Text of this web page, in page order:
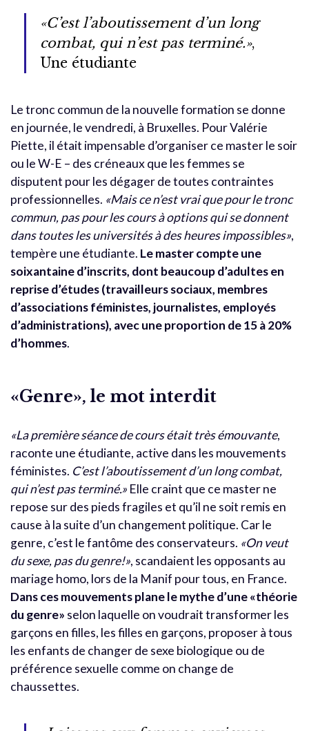
«C’est l’aboutissement d’un long
combat, qui n’est pas terminé.»,
Une étudiante
Le tronc commun de la nouvelle formation se donne
en journée, le vendredi, à Bruxelles. Pour Valérie
Piette, il était impensable d’organiser ce master le soir
ou le W-E – des créneaux que les femmes se
disputent pour les dégager de toutes contraintes
professionnelles. «Mais ce n’est vrai que pour le tronc
commun, pas pour les cours à options qui se donnent
dans toutes les universités à des heures impossibles»,
tempère une étudiante. Le master compte une
soixantaine d’inscrits, dont beaucoup d’adultes en
reprise d’études (travailleurs sociaux, membres
d’associations féministes, journalistes, employés
d’administrations), avec une proportion de 15 à 20%
d’hommes.
«Genre», le mot interdit
«La première séance de cours était très émouvante,
raconte une étudiante, active dans les mouvements
féministes. C’est l’aboutissement d’un long combat,
qui n’est pas terminé.» Elle craint que ce master ne
repose sur des pieds fragiles et qu’il ne soit remis en
cause à la suite d’un changement politique. Car le
genre, c’est le fantôme des conservateurs. «On veut
du sexe, pas du genre!», scandaient les opposants au
mariage homo, lors de la Manif pour tous, en France.
Dans ces mouvements plane le mythe d’une «théorie
du genre» selon laquelle on voudrait transformer les
garçons en filles, les filles en garçons, proposer à tous
les enfants de changer de sexe biologique ou de
préférence sexuelle comme on change de
chaussettes.